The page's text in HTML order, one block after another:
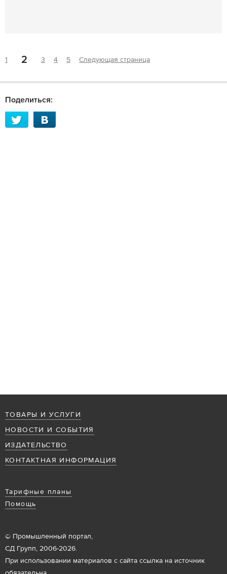
1 2 3 4 5 Следующая страница
Поделиться:
ТОВАРЫ И УСЛУГИ
НОВОСТИ И СОБЫТИЯ
ИЗДАТЕЛЬСТВО
КОНТАКТНАЯ ИНФОРМАЦИЯ
Тарифные планы
Помощь
© Промышленный портал,
СД Групп, 2006-2026.
При использовании материалов с сайта ссылка на источник